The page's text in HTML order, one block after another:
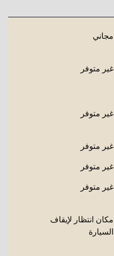
مجاني
غير متوفر
غير متوفر
غير متوفر
غير متوفر
غير متوفر
مكان انتظار لإيقاف
السيارة